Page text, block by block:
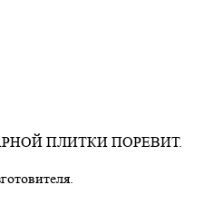
ПЛИТКИ ПОРЕВИТ.